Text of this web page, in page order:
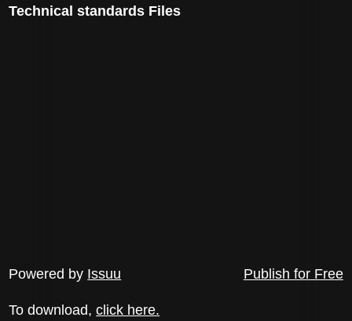
Technical standards Files
Powered by Issuu Publish for Free
To download,click here.